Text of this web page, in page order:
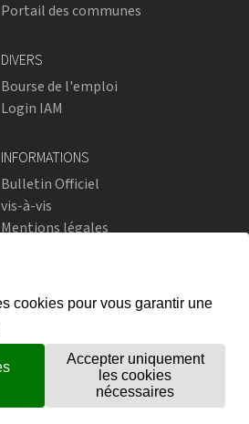
Portail des communes
DIVERS
Bourse de l'emploi
Login IAM
INFORMATIONS
Bulletin Officiel
vis-à-vis
Mentions légales
Instagram
flickr